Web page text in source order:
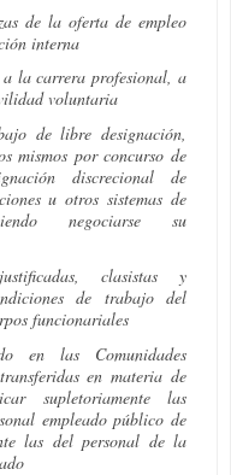
de la oferta de empleo
interna
la carrera profesional, a
voluntaria
de libre designación,
mismos por concurso de
discrecional de
u otros sistemas de
negociarse su
clasistas y
de trabajo del
funcionariales
en las Comunidades
en materia de
supletoriamente las
empleado público de
las del personal de la